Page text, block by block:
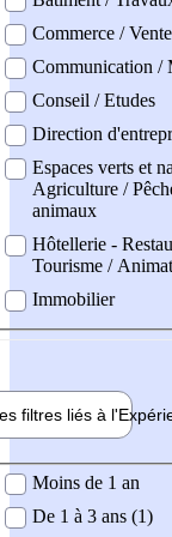
Commerce / Vente
Communication /
Conseil / Etudes
Direction
Espaces verts et
Agriculture /
animaux
Hôtellerie -
Tourisme /
Immobilier
filtres liés à l'
demandée
Moins de 1 an
De 1 à 3 ans (1)